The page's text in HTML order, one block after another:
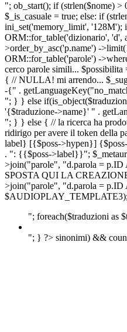
"; ob_start(); if (strlen($nome)
$_is_casuale = true; else: if
ini_set('memory_limit', '128M');
ORM::for_table('dizionario',
>order_by_asc('p.name') -
ORM::for_table('parole') -
cerco parole simili...
{ // NULLA! mi arrendo...
-{" .
"; } } else
'{$traduzione->name}' " .
"; } } else { // la ricerca ha
ridirigo per avere il token della
label} [{$poss->hypen}]
. ": {{$poss->label}}";
>join("parole", "d.parola = p.ID
SPOSTA QUI LA
>join("parole", "d.parola = p.ID
"; foreach($traduzioni as
"; } ?> sinonimi) &&